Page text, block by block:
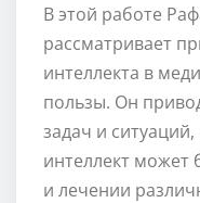
В этой работе
рассматривает
интеллекта в
пользы. Он
задач и
интеллект может
и лечении